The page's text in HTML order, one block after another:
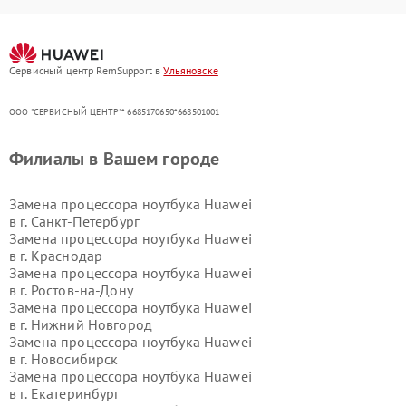
Сервисный центр RemSupport вУльяновске
ООО "СЕРВИСНЫЙ ЦЕНТР"* 6685170650*668501001
Филиалы в Вашем городе
Замена процессора ноутбука Huawei
в г. Санкт-Петербург
Замена процессора ноутбука Huawei
в г. Краснодар
Замена процессора ноутбука Huawei
в г. Ростов-на-Дону
Замена процессора ноутбука Huawei
в г. Нижний Новгород
Замена процессора ноутбука Huawei
в г. Новосибирск
Замена процессора ноутбука Huawei
в г. Екатеринбург